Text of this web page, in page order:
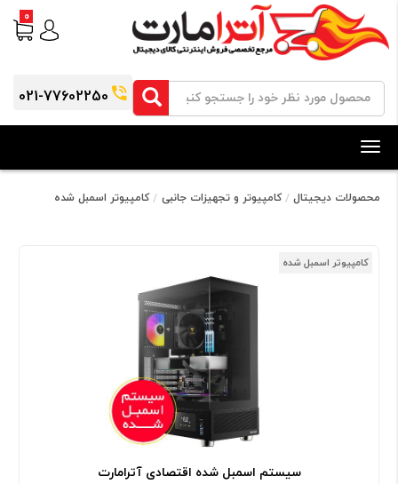
021-77602250
0
Toggle
navigation
محصولات دیجیتال کامپیوتر و تجهیزات جانبی کامپیوتر اسمبل شده
کامپیوتر اسمبل شده
سیستم اسمبل شده اقتصادی آترامارت